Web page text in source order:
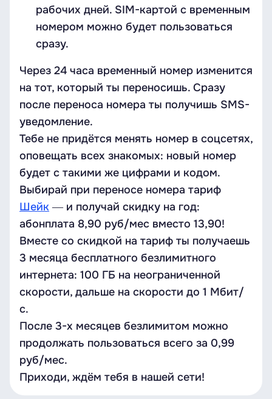
рабочих дней. SIM-картой с временным
номером можно будет пользоваться
сразу.
Через 24 часа временный номер изменится
на тот, который ты переносишь. Сразу
после переноса номера ты получишь SMS-
уведомление.
Тебе не придётся менять номер в соцсетях,
оповещать всех знакомых: новый номер
будет с такими же цифрами и кодом.
Выбирай при переносе номера тариф
Шейк― и получай скидку на год:
абонплата 8,90 руб/мес вместо 13,90!
Вместе со скидкой на тариф ты получаешь
3 месяца бесплатного безлимитного
интернета: 100 ГБ на неограниченной
скорости, дальше на скорости до 1 Мбит/
с.
После 3-х месяцев безлимитом можно
продолжать пользоваться всего за 0,99
руб/мес.
Приходи, ждём тебя в нашей сети!